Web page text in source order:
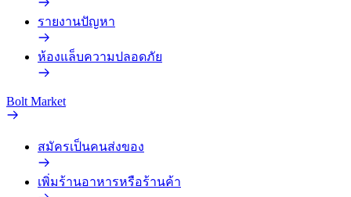
รายงานปัญหา
ห้องแล็บความปลอดภัย
Bolt Market
สมัครเป็นคนส่งของ
เพิ่มร้านอาหารหรือร้านค้า